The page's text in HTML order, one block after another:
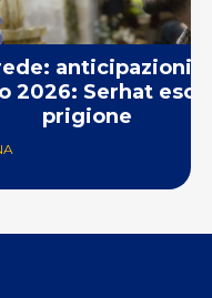
anticipazioni 7
2026: Serhat esce
prigione